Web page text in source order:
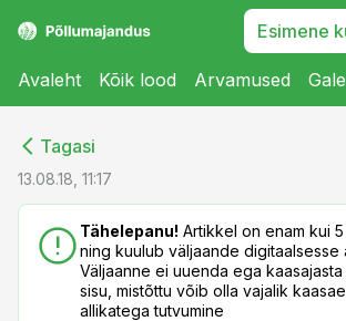
Esimene
Avaleht Kõik lood Arvamused
Tagasi
13.08.18, 11:17
Tähelepanu! Artikkel on enam kui
ning kuulub väljaande digitaalsesse
Väljaanne ei uuenda ega
sisu, mistõttu võib olla vajalik
allikatega tutvumine